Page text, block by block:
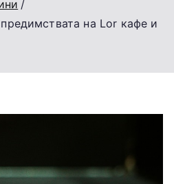
на Lor кафе и